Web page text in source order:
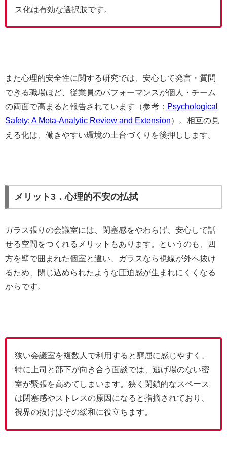
ス化は有効な選択肢です。
また心理的安全性に関する研究では、安心して発言・質問
できる職場ほど、従業員のパフォーマンスが個人・チーム
の両面で高まると報告されています（参考： Psychological
Safety: A Meta-Analytic Review and Extension）。相互の見
える化は、働きやすい環境の土台づくりを後押しします。
メリット3．心理的不安の払拭
ガラス張りの会議室には、閉塞感をやわらげ、安心して話
せる空間をつくれるメリットもあります。というのも、四
方を壁で囲まれた個室と違い、ガラスなら視線が外へ抜け
るため、閉じ込められたような圧迫感が生まれにくくなる
からです。
狭い会議室を複数人で利用すると窮屈に感じやすく、
特に上司と部下が向き合う面談では、逃げ場のない密
室が緊張を高めてしまいます。狭く閉鎖的なスペース
は閉塞感やストレスの原因になると指摘されており、
視界の抜けはその緩和に役立ちます。